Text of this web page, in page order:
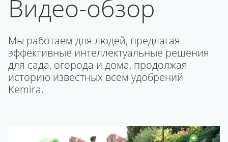
Видео-обзор
Мы работаем для людей, предлагая
эффективные интеллектуальные решения
для сада, огорода и дома, продолжая
историю известных всем удобрений
Kemira.